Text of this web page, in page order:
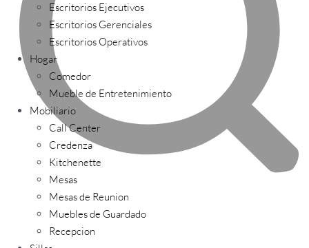
Escritorios Ejecutivos
Escritorios Gerenciales
Escritorios Operativos
Hogar
Comedor
Mueble de Entretenimiento
Mobiliario
Call Center
Credenza
Kitchenette
Mesas
Mesas de Reunion
Muebles de Guardado
Recepcion